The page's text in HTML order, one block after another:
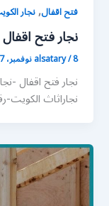
فتح اقفال,نجار
نجار فتح اقفال
alsatary/8 نوفمبر، 2017
نجار فتح اقفال -
نجاراثاث